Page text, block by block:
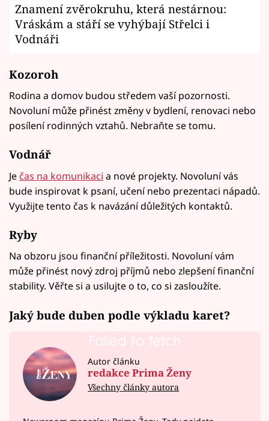
Znamení zvěrokruhu, která nestárnou:
Vráskám a stáří se vyhýbají Střelci i
Vodnáři
Kozoroh
Rodina a domov budou středem vaší pozornosti.
Novoluní může přinést změny v bydlení, renovaci nebo
posílení rodinných vztahů. Nebraňte se tomu.
Vodnář
Je čas na komunikaci a nové projekty. Novoluní vás
bude inspirovat k psaní, učení nebo prezentaci nápadů.
Využijte tento čas k navázání důležitých kontaktů.
Ryby
Na obzoru jsou finanční příležitosti. Novoluní vám
může přinést nový zdroj příjmů nebo zlepšení finanční
stability. Věřte si a usilujte o to, co si zasloužíte.
Jaký bude duben podle výkladu karet?
Failed to fetch
Autor článku
redakce Prima Ženy
Všechny články autora